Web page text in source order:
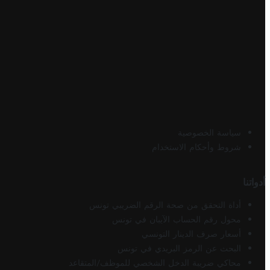
سياسة الخصوصية
شروط وأحكام الاستخدام
أدواتنا
أداة التحقق من صحة الرقم الضريبي تونس
محول رقم الحساب الآيبان في تونس
أسعار صرف الدينار التونسي
البحث عن الرمز البريدي في تونس
محاكي ضريبة الدخل الشخصي للموظف/المتقاعد